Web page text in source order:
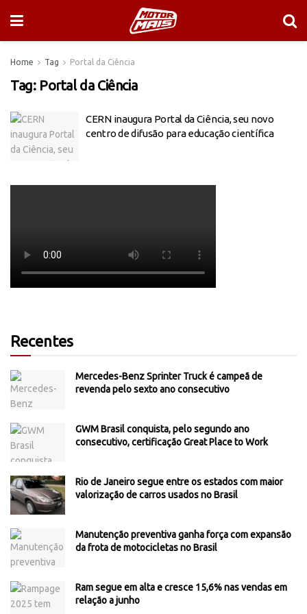
Home Tag Portal da Ciência
Tag: Portal da Ciência
CERN inaugura Portal da Ciência, seu novo
centro de difusão para educação científica
Recentes
Mercedes-Benz Sprinter Truck é campeã de
revenda pelo sexto ano consecutivo
GWM Brasil conquista, pelo segundo ano
consecutivo, certificação Great Place to Work
Rio de Janeiro segue entre os estados com maior
valorização de carros usados no Brasil
Manutenção preventiva ganha força com expansão
da frota de motocicletas no Brasil
Ram segue em alta e cresce 15,6% nas vendas em
relação a junho